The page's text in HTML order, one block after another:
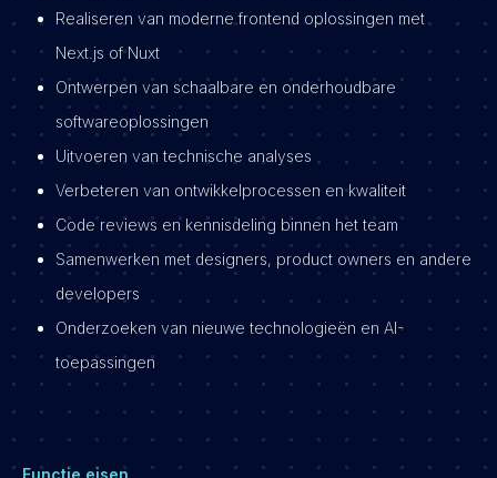
Realiseren van moderne frontend oplossingen met
Next.js of Nuxt
Ontwerpen van schaalbare en onderhoudbare
softwareoplossingen
Uitvoeren van technische analyses
Verbeteren van ontwikkelprocessen en kwaliteit
Code reviews en kennisdeling binnen het team
Samenwerken met designers, product owners en andere
developers
Onderzoeken van nieuwe technologieën en AI-
toepassingen
Functie eisen